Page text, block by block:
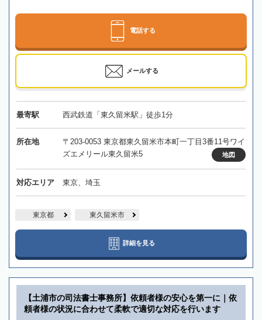
電話する
メールする
最寄駅 西武鉄道「東久留米駅」徒歩1分
所在地
〒203-0053 東京都東久留米市本町一丁目3番11号ワイ
ズエメリール東久留米5
地図
対応エリア 東京、埼玉
東京都 東久留米市
詳細を見る
【土浦市の司法書士事務所】依頼者様の安心を第一に｜依
頼者様の状況に合わせて柔軟で適切な対応を行います